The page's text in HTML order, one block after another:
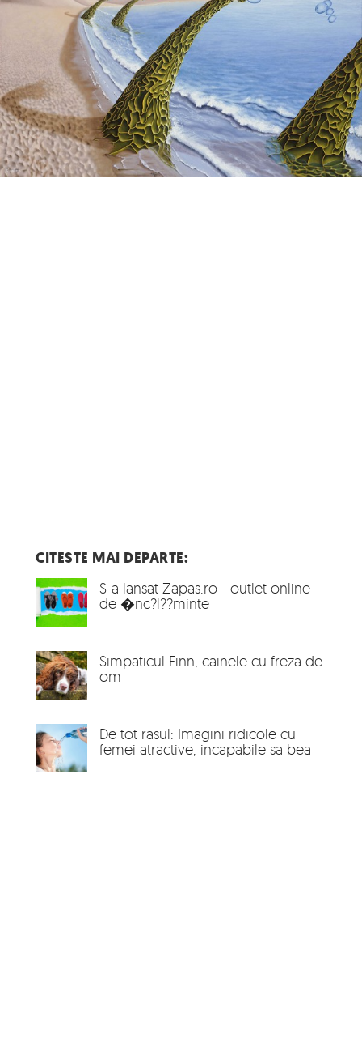
CITESTE MAI DEPARTE:
S-a lansat Zapas.ro - outlet online
de �nc?l??minte
Simpaticul Finn, cainele cu freza de
om
De tot rasul: Imagini ridicole cu
femei atractive, incapabile sa bea